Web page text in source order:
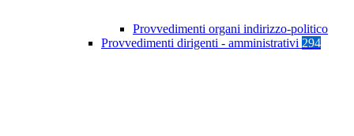
Provvedimenti organi indirizzo-politico
Provvedimenti dirigenti - amministrativi 294